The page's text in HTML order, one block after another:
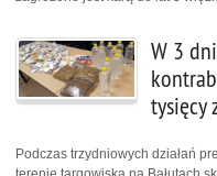
W 3
tysięcy
Podczas trzydniowych działań